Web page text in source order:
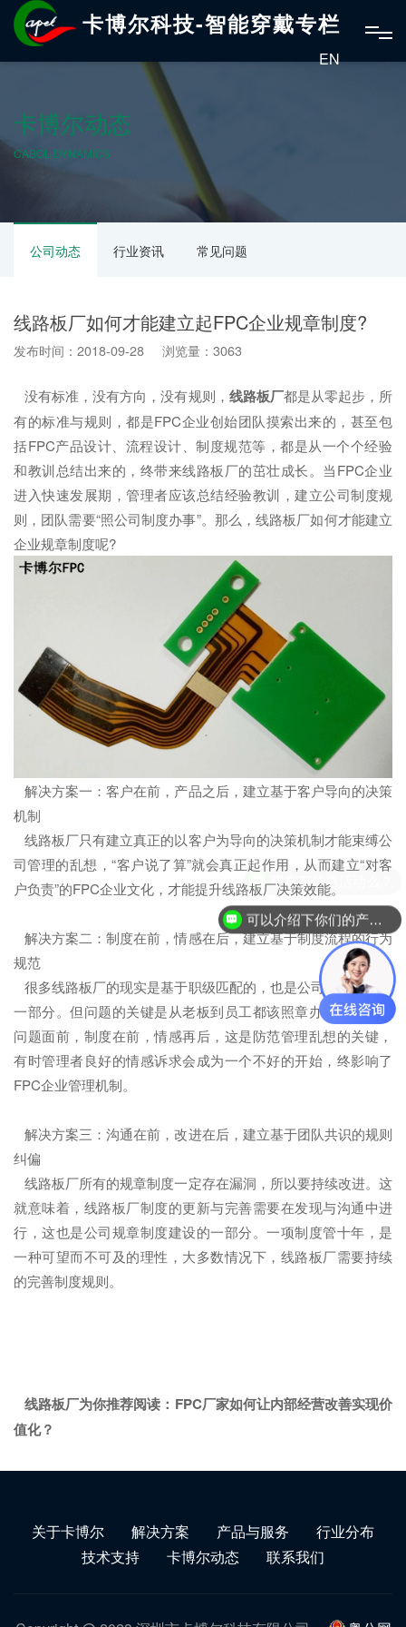
卡博尔科技-智能穿戴专栏
EN
卡博尔动态
CABOL DYNAMICS
公司动态 行业资讯 常见问题
线路板厂如何才能建立起FPC企业规章制度?
发布时间：2018-09-28 浏览量：3063
没有标准，没有方向，没有规则， 线路板厂都是从零起步，所
有的标准与规则，都是FPC企业创始团队摸索出来的，甚至包
括FPC产品设计、流程设计、制度规范等，都是从一个个经验
和教训总结出来的，终带来线路板厂的茁壮成长。当FPC企业
进入快速发展期，管理者应该总结经验教训，建立公司制度规
则，团队需要“照公司制度办事”。那么，线路板厂如何才能建立
企业规章制度呢?
解决方案一：客户在前，产品之后，建立基于客户导向的决策
机制
线路板厂只有建立真正的以客户为导向的决策机制才能束缚公
司管理的乱想，“客户说了算”就会真正起作用，从而建立“对客
户负责”的FPC企业文化，才能提升线路板厂决策效能。
解决方案二：制度在前，情感在后，建立基于制度流程的行为
规范
很多线路板厂的现实是基于职级匹配的，也是公司制度规范的
一部分。但问题的关键是从老板到员工都该照章办事。在出现
问题面前，制度在前，情感再后，这是防范管理乱想的关键，
有时管理者良好的情感诉求会成为一个不好的开始，终影响了
FPC企业管理机制。
解决方案三：沟通在前，改进在后，建立基于团队共识的规则
纠偏
线路板厂所有的规章制度一定存在漏洞，所以要持续改进。这
就意味着，线路板厂制度的更新与完善需要在发现与沟通中进
行，这也是公司规章制度建设的一部分。一项制度管十年，是
一种可望而不可及的理性，大多数情况下，线路板厂需要持续
的完善制度规则。
线路板厂为你推荐阅读： FPC厂家如何让内部经营改善实现价
值化？
关于卡博尔 解决方案 产品与服务
行业分布
技术支持
卡博尔动态 联系我们
可以介绍下你们的产品么？
现在有优惠活动么？